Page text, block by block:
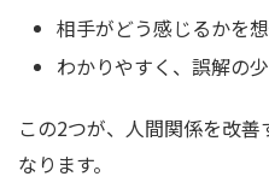
相手がどう感じるかを
わかりやすく、誤解の
この2つが、人間関係を改
なります。